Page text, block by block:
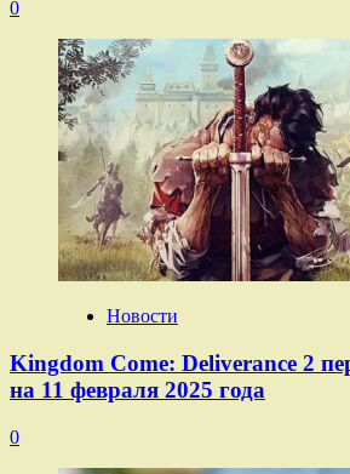
0
Новости
Kingdom Come: Deliverance 2
на 11 февраля 2025 года
0